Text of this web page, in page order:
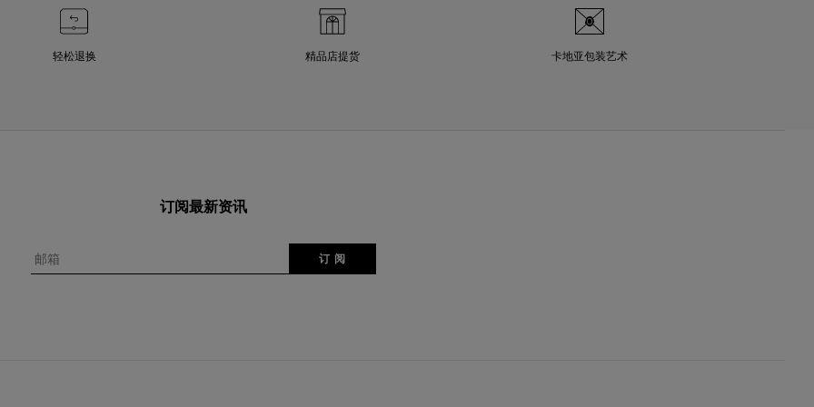
轻松退换 精品店提货 卡地亚包装艺术
订阅最新资讯
邮箱 订 阅